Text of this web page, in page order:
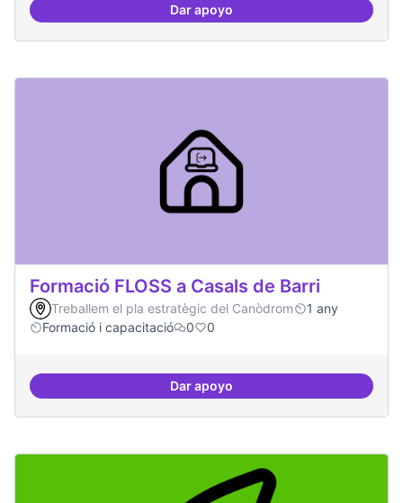
Dar apoyoProtocol de rebuda de demandes
Formació FLOSS a Casals de Barri
Treballem el pla estratègic del Canòdrom
1 any
Formació i capacitació
0 0
Dar apoyoFormació FLOSS a Casals de